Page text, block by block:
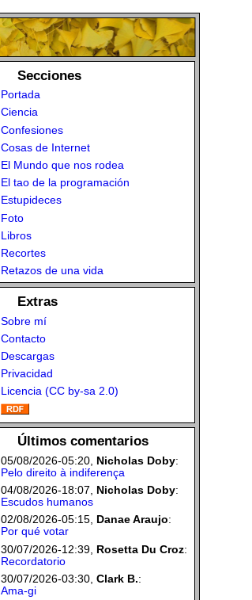
Secciones
Portada
Ciencia
Confesiones
Cosas de Internet
El Mundo que nos rodea
El tao de la programación
Estupideces
Foto
Libros
Recortes
Retazos de una vida
Extras
Sobre mí
Contacto
Descargas
Privacidad
Licencia (CC by-sa 2.0)
Últimos comentarios
05/08/2026-05:20, Nicholas Doby:
Pelo direito à indiferença
04/08/2026-18:07, Nicholas Doby:
Escudos humanos
02/08/2026-05:15, Danae Araujo:
Por qué votar
30/07/2026-12:39, Rosetta Du Croz:
Recordatorio
30/07/2026-03:30, Clark B.:
Ama-gi